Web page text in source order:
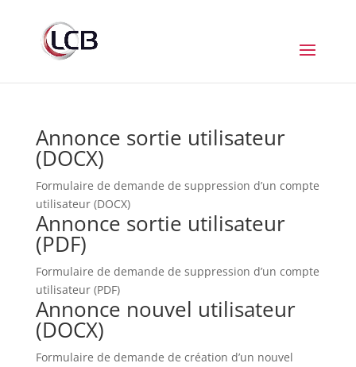
Annonce sortie utilisateur
(DOCX)
Formulaire de demande de suppression d’un compte
utilisateur (DOCX)
Annonce sortie utilisateur
(PDF)
Formulaire de demande de suppression d’un compte
utilisateur (PDF)
Annonce nouvel utilisateur
(DOCX)
Formulaire de demande de création d’un nouvel